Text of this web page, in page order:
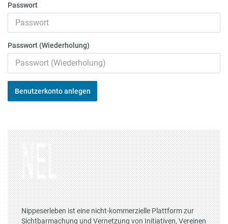
Passwort
Passwort (Wiederholung)
Benutzerkonto anlegen
Nippeserleben ist eine nicht-kommerzielle Plattform zur
Sichtbarmachung und Vernetzung von Initiativen, Vereinen